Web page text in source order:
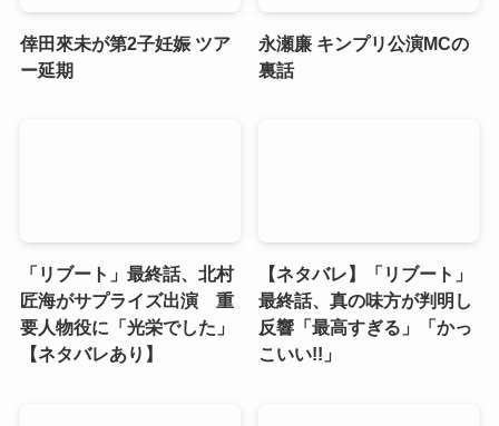
倖田來未が第2子妊娠 ツア
ー延期
永瀬廉 キンプリ公演MCの
裏話
「リブート」最終話、北村
匠海がサプライズ出演 重
要人物役に「光栄でした」
【ネタバレあり】
【ネタバレ】「リブート」
最終話、真の味方が判明し
反響「最高すぎる」「かっ
こいい!!」